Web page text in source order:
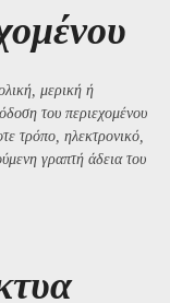
μερική ή
του περιεχομένου
τρόπο, ηλεκτρονικό,
γραπτή άδεια του